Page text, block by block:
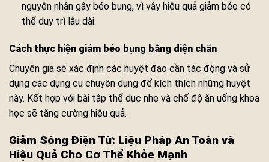
nguyên nhân gây béo bụng, vì vậy hiệu quả giảm béo có
thể duy trì lâu dài.
Cách thực hiện giảm béo bụng bằng diện chẩn
Chuyên gia sẽ xác định các huyệt đạo cần tác động và sử
dụng các dụng cụ chuyên dụng để kích thích những huyệt
này. Kết hợp với bài tập thể dục nhẹ và chế độ ăn uống khoa
học sẽ tăng cường hiệu quả.
Giảm Sóng Điện Từ: Liệu Pháp An Toàn và
Hiệu Quả Cho Cơ Thể Khỏe Mạnh